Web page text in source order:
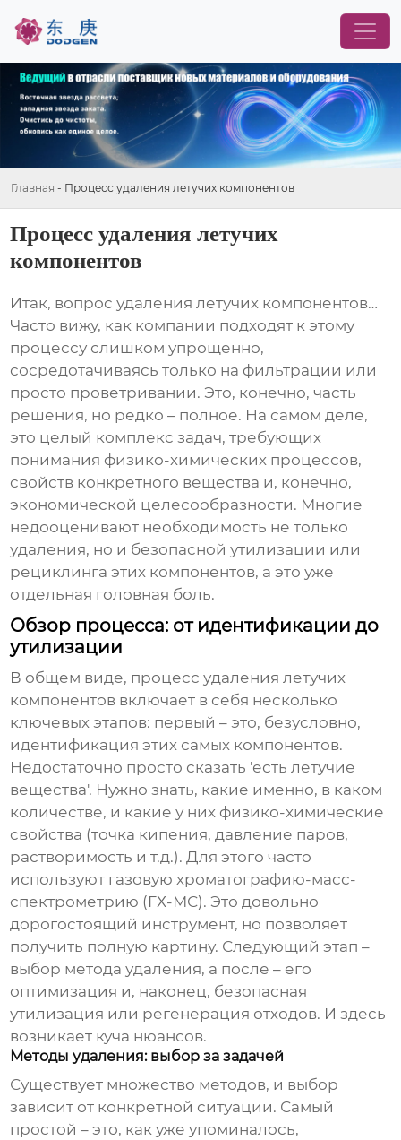
Главная - Процесс удаления летучих компонентов
Процесс удаления летучих
компонентов
Итак, вопросудаления летучих компонентов…
Часто вижу, как компании подходят к этому
процессу слишком упрощенно,
сосредотачиваясь только на фильтрации или
просто проветривании. Это, конечно, часть
решения, но редко – полное. На самом деле,
это целый комплекс задач, требующих
понимания физико-химических процессов,
свойств конкретного вещества и, конечно,
экономической целесообразности. Многие
недооценивают необходимость не только
удаления, но и безопасной утилизации или
рециклинга этих компонентов, а это уже
отдельная головная боль.
Обзор процесса: от идентификации до
утилизации
В общем виде, процессудаления летучих
компонентов включает в себя несколько
ключевых этапов: первый – это, безусловно,
идентификация этих самых компонентов.
Недостаточно просто сказать 'есть летучие
вещества'. Нужно знать, какие именно, в каком
количестве, и какие у них физико-химические
свойства (точка кипения, давление паров,
растворимость и т.д.). Для этого часто
используют газовую хроматографию-масс-
спектрометрию (ГХ-МС). Это довольно
дорогостоящий инструмент, но позволяет
получить полную картину. Следующий этап –
выбор методаудаления, а после – его
оптимизация и, наконец, безопасная
утилизация или регенерация отходов. И здесь
возникает куча нюансов.
Методы удаления: выбор за задачей
Существует множество методов, и выбор
зависит от конкретной ситуации. Самый
простой – это, как уже упоминалось,